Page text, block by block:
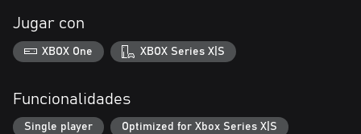
Jugar con
XBOX One XBOX Series X|S
Funcionalidades
Single player Optimized for Xbox Series X|S